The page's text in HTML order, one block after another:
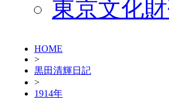
東京文化
HOME
>
黒田清輝日記
>
1914年